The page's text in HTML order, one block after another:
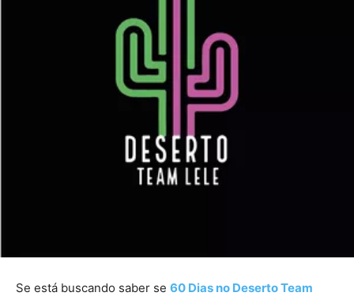
Se está buscando saber se 60 Dias no Deserto Team